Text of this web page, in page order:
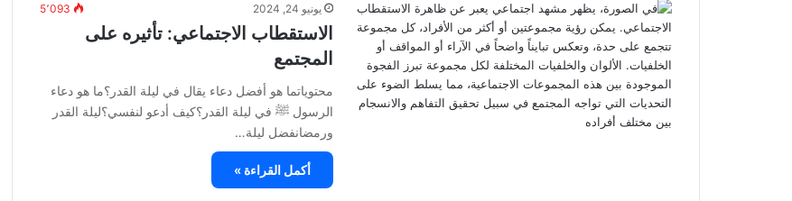
يونيو 24, 2024 5٬093
الاستقطاب الاجتماعي: تأثيره على
المجتمع
محتوياتما هو أفضل دعاء يقال في ليلة القدر؟ما هو دعاء
الرسول ﷺ في ليلة القدر؟كيف أدعو لنفسي؟ليلة القدر
ورمضانفضل ليلة…
أكمل القراءة »